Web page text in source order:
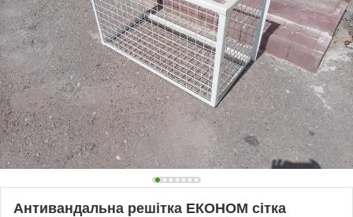
Антивандальна решітка ЕКОНОМ сітка